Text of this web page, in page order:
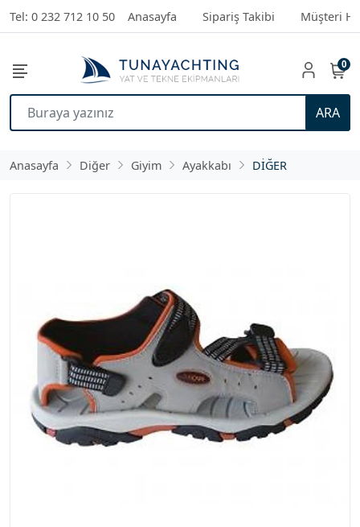
Tel: 0 232 712 10 50 Anasayfa Sipariş Takibi Müşteri
ARA
0
Anasayfa Diğer Giyim Ayakkabı DİĞER